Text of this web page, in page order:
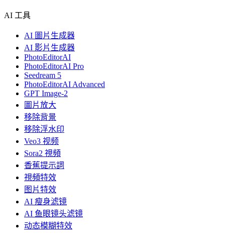
AI 工具
AI 圖片生成器
AI 影片生成器
PhotoEditorAI
PhotoEditorAI Pro
Seedream 5
PhotoEditorAI Advanced
GPT Image-2
圖片放大
移除背景
移除浮水印
Veo3 视频
Sora2 視頻
香蕉提示詞
視頻特效
图片特效
AI 瘦身滤镜
AI 鱼眼镜头滤镜
动态模糊特效